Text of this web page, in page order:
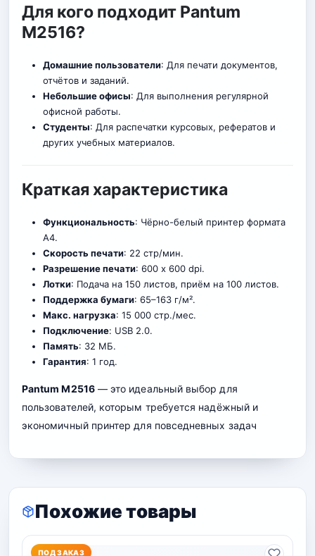
Для кого подходит Pantum
M2516?
Домашние пользователи: Для печати документов,
отчётов и заданий.
Небольшие офисы: Для выполнения регулярной
офисной работы.
Студенты: Для распечатки курсовых, рефератов и
других учебных материалов.
Краткая характеристика
Функциональность: Чёрно-белый принтер формата
A4.
Скорость печати: 22 стр/мин.
Разрешение печати: 600 x 600 dpi.
Лотки: Подача на 150 листов, приём на 100 листов.
Поддержка бумаги: 65–163 г/м².
Макс. нагрузка: 15 000 стр./мес.
Подключение: USB 2.0.
Память: 32 МБ.
Гарантия: 1 год.
Pantum M2516— это идеальный выбор для
пользователей, которым требуется надёжный и
экономичный принтер для повседневных задач
Похожие товары
ПОД ЗАКАЗ